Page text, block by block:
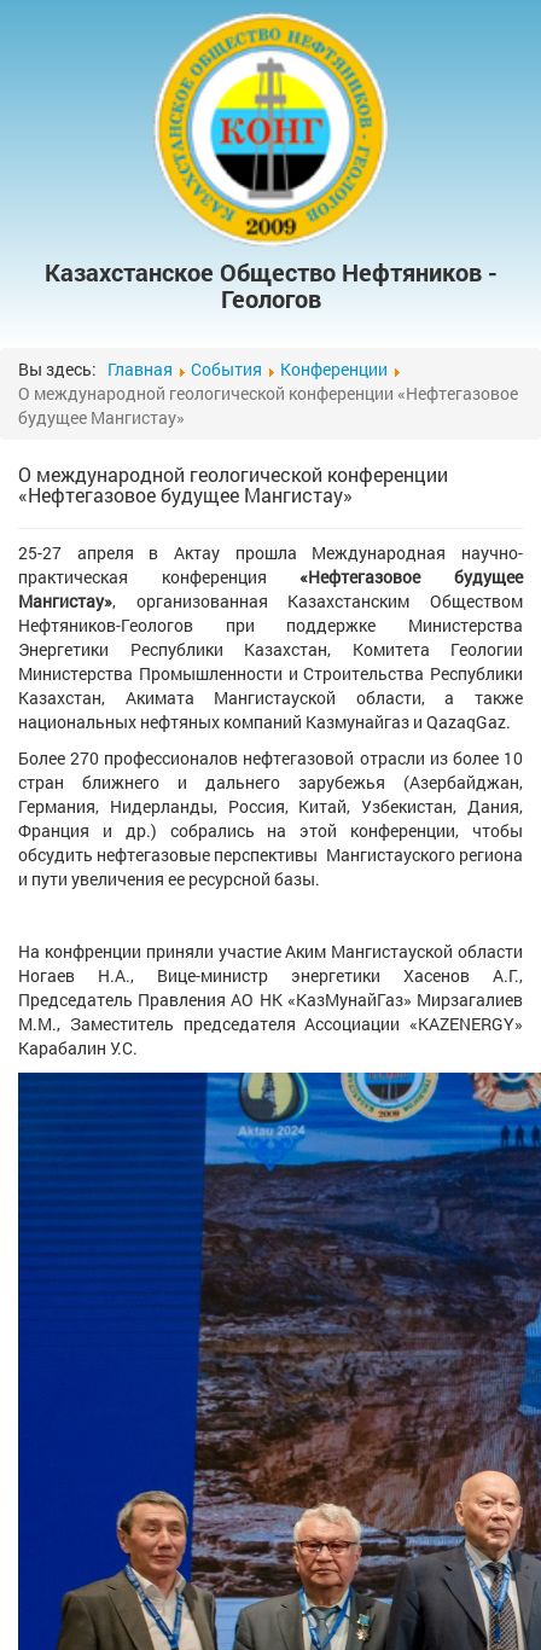
Казахстанское Общество Нефтяников -
Геологов
Вы здесь: Главная События
Конференции
О международной геологической конференции «Нефтегазовое
будущее Мангистау»
О международной геологической конференции
«Нефтегазовое будущее Мангистау»
25-27 апреля в Актау прошла Международная научно-
практическая конференция«Нефтегазовое будущее
Мангистау», организованная Казахстанским Обществом
Нефтяников-Геологов при поддержке Министерства
Энергетики Республики Казахстан, Комитета Геологии
Министерства Промышленности и Строительства Республики
Казахстан, Акимата Мангистауской области, а также
национальных нефтяных компаний Казмунайгаз и QazaqGaz.
Более 270 профессионалов нефтегазовой отрасли из более 10
стран ближнего и дальнего зарубежья (Азербайджан,
Германия, Нидерланды, Россия, Китай, Узбекистан, Дания,
Франция и др.) собрались на этой конференции, чтобы
обсудить нефтегазовые перспективы Мангистауского региона
и пути увеличения ее ресурсной базы.
На конфренции приняли участие Аким Мангистауской области
Ногаев Н.А., Вице-министр энергетики Хасенов А.Г.,
Председатель Правления АО НК «КазМунайГаз» Мирзагалиев
М.М., Заместитель председателя Ассоциации «KAZENERGY»
Карабалин У.С.